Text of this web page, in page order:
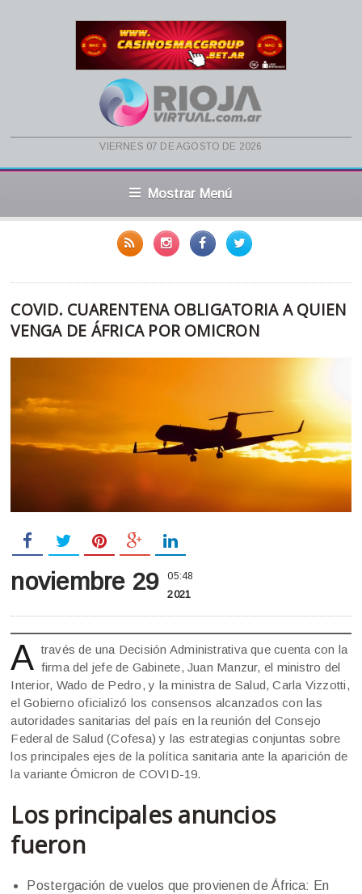
viernes 07 de agosto de 2026
Mostrar Menú
COVID. CUARENTENA OBLIGATORIA A QUIEN
VENGA DE ÁFRICA POR OMICRON
noviembre 29 05:48
2021
A través de una Decisión Administrativa que cuenta con la
firma del jefe de Gabinete, Juan Manzur, el ministro del
Interior, Wado de Pedro, y la ministra de Salud, Carla Vizzotti,
el Gobierno oficializó los consensos alcanzados con las
autoridades sanitarias del país en la reunión del Consejo
Federal de Salud (Cofesa) y las estrategias conjuntas sobre
los principales ejes de la política sanitaria ante la aparición de
la variante Ómicron de COVID-19.
Los principales anuncios
fueron
Postergación de vuelos que provienen de África: En